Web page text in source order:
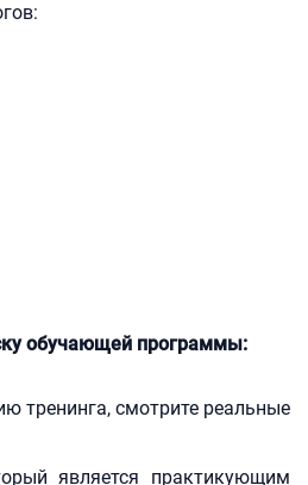
обучающей программы:
тренинга, смотрите реальные
является практикующим